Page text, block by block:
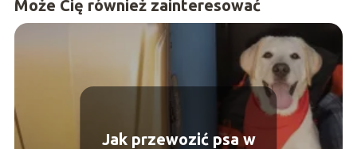
Może Cię również zainteresować
Jak przewozić psa w